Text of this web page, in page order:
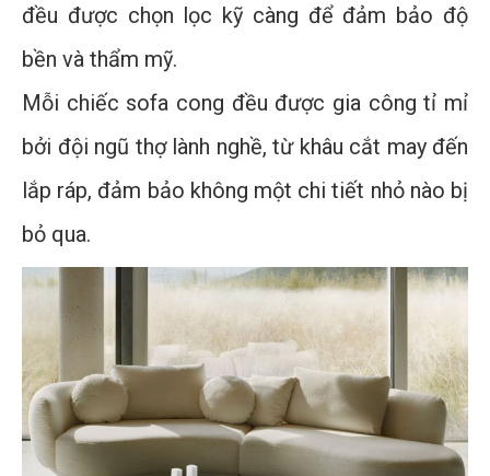
đều được chọn lọc kỹ càng để đảm bảo độ
bền và thẩm mỹ.
Mỗi chiếc sofa cong đều được gia công tỉ mỉ
bởi đội ngũ thợ lành nghề, từ khâu cắt may đến
lắp ráp, đảm bảo không một chi tiết nhỏ nào bị
bỏ qua.